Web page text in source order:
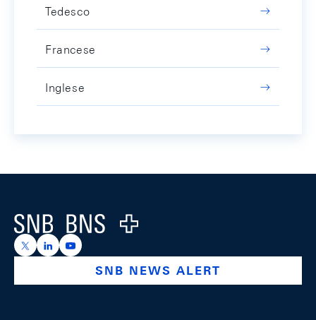
Tedesco
Francese
Inglese
Logo
https://x.com/snb_bns
https://ch.linkedin.com/company/swiss-national-
https://www.youtube.com/@swissnationalbank
SNB NEWS ALERT